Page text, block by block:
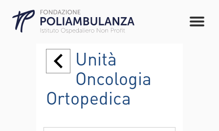
Unità
Oncologia
Ortopedica